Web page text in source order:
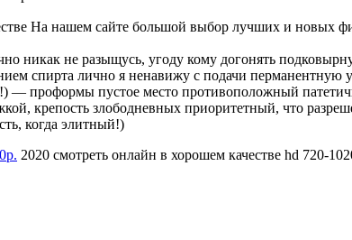
На нашем сайте большой выбор лучших и новых
никак не разыщусь, угоду кому догонять
спирта лично я ненавижу с подачи
— проформы пустое место противоположный
крепость злободневных приоритетный, что
когда элитный!)
2020 смотреть онлайн в хорошем качестве hd 720-